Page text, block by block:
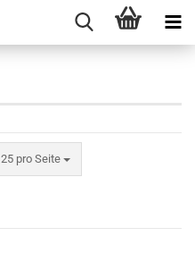
25 pro Seite
pro Seite